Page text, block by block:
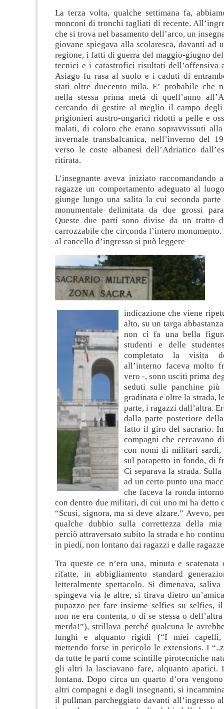
La terza volta, qualche settimana fa,
monconi di tronchi tagliati di recente.
che si trova nel basamento dell’arco, un
giovane spiegava alla scolaresca, davanti ad
regione, i fatti di guerra del maggio-giugno
tecnici e i catastrofici risultati dell’offensiva
Asiago fu rasa al suolo e i caduti di
stati oltre duecento mila. E’ probabile che
nella stessa prima metà di quell’anno
cercando di gestire al meglio il campo
prigionieri austro-ungarici ridotti a pelle e
malati, di coloro che erano sopravvissuti
invernale transbalcanica, nell’inverno del
verso le coste albanesi dell’Adriatico
ritirata.
L’insegnante aveva iniziato raccomandando
ragazze un comportamento adeguato al
giunge lungo una salita la cui seconda parte
monumentale delimitata da due grossi
Queste due parti sono divise da un tratto
carrozzabile che circonda l’intero
al cancello d’ingresso si può leggere
indicazione che viene
alto, su un targa
non ci fa una bella
studenti e delle
completato la visita
all’interno faceva molto
vero -, sono usciti prima
seduti sulle panchine
gradinata e oltre la strada,
parte, i ragazzi dall’altra.
dalla parte posteriore
fatto il giro del sacrario.
compagni che cercavano
con nomi di militari sardi,
sul parapetto in fondo, di
Ci separava la strada. Sulla
ad un certo punto una
che faceva la ronda
con dentro due militari, di cui uno mi ha detto
“Scusi, signora, ma si deve alzare.” Avevo,
qualche dubbio sulla correttezza della
perciò attraversato subito la strada e ho
in piedi, non lontano dai ragazzi e dalle
Tra queste ce n’era una, minuta e
rifatte, in abbigliamento standard
letteralmente spettacolo. Si dimenava,
spingeva via le altre, si tirava dietro
pupazzo per fare insieme selfies su selfies,
non ne era contenta, o di se stessa o
merda!”), strillava perché qualcuna le
lunghi e alquanto rigidi (“I miei capelli,
mettendo forse in pericolo le extensions. I
da tutte le parti come scintille pirotecniche
gli altri la lasciavano fare, alquanto apatici.
lontana. Dopo circa un quarto d’ora
altri compagni e dagli insegnanti, si
il pullman parcheggiato davanti all’ingresso